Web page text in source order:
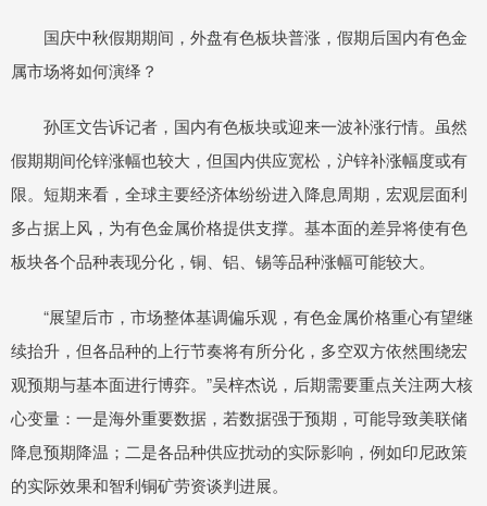
国庆中秋假期期间，外盘有色板块普涨，假期后国内有色金
属市场将如何演绎？
孙匡文告诉记者，国内有色板块或迎来一波补涨行情。虽然
假期期间伦锌涨幅也较大，但国内供应宽松，沪锌补涨幅度或有
限。短期来看，全球主要经济体纷纷进入降息周期，宏观层面利
多占据上风，为有色金属价格提供支撑。基本面的差异将使有色
板块各个品种表现分化，铜、铝、锡等品种涨幅可能较大。
“展望后市，市场整体基调偏乐观，有色金属价格重心有望继
续抬升，但各品种的上行节奏将有所分化，多空双方依然围绕宏
观预期与基本面进行博弈。”吴梓杰说，后期需要重点关注两大核
心变量：一是海外重要数据，若数据强于预期，可能导致美联储
降息预期降温；二是各品种供应扰动的实际影响，例如印尼政策
的实际效果和智利铜矿劳资谈判进展。